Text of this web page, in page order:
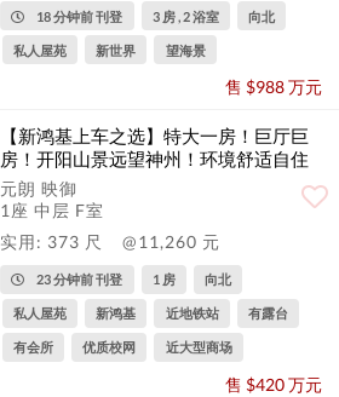
18 分钟前 刊登 3 房 , 2 浴室 向北
私人屋苑 新世界 望海景
售 $988 万元
【新鸿基上车之选】特大一房！巨厅巨
房！开阳山景远望神州！环境舒适自住
一流
元朗 映御
1座 中层 F室
实用: 373 尺
@11,260 元
23 分钟前 刊登 1 房 向北
私人屋苑 新鸿基 近地铁站 有露台
有会所 优质校网 近大型商场
售 $420 万元